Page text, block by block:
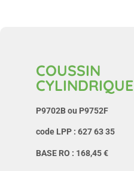
COUSSIN
CYLINDRIQUE
P9702B ou P9752F
code LPP : 627 63 35
BASE RO : 168,45 €